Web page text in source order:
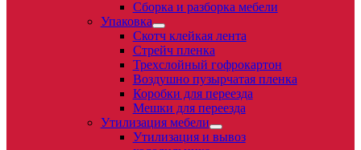
Сборка и разборка мебели
Упаковка
Скотч клейкая лента
Стрейч пленка
Трехслойный гофрокартон
Воздушно пузырчатая пленка
Коробки для переезда
Мешки для переезда
Утилизация мебели
Утилизация и вывоз